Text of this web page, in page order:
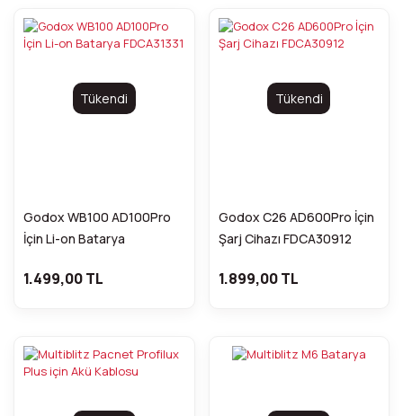
Tükendi
Godox WB100 AD100Pro
İçin Li-on Batarya
1.499,00 TL
Tükendi
Godox C26 AD600Pro İçin
Şarj Cihazı FDCA30912
1.899,00 TL